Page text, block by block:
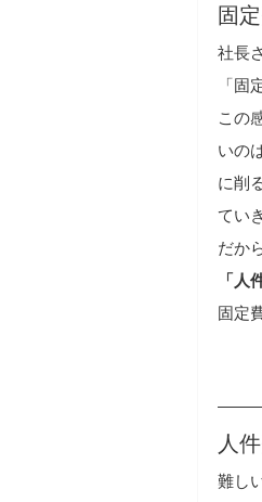
固
社長
「固
この
いの
に削
てい
だか
「人
固定
人
難し